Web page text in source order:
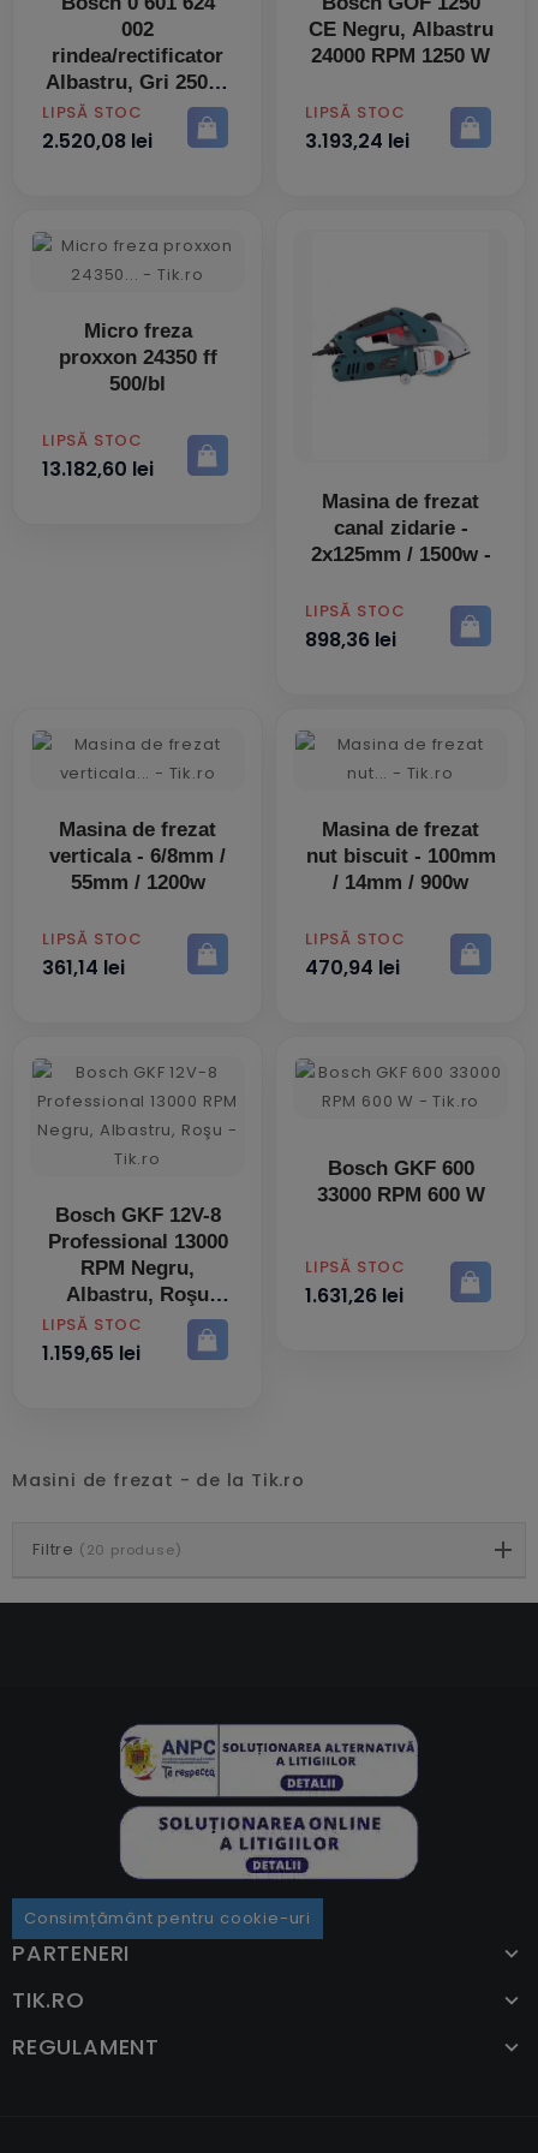
Filtre (20 produse)
002
rindea/rectificator
Albastru, Gri 25000
RPM 1600 W
PRET
LIPSĂ STOC
2.520,08 lei
CE Negru, Albastru
24000 RPM 1250 W
PRET
LIPSĂ STOC
3.193,24 lei
Micro freza
proxxon 24350 ff
500/bl
PRET
LIPSĂ STOC
13.182,60 lei
Masina de frezat
canal zidarie -
2x125mm / 1500w -
PRET
LIPSĂ STOC
898,36 lei
Masina de frezat
verticala - 6/8mm /
55mm / 1200w
PRET
LIPSĂ STOC
361,14 lei
Masina de frezat
nut biscuit - 100mm
/ 14mm / 900w
PRET
LIPSĂ STOC
470,94 lei
Bosch GKF 12V-8
Professional 13000
RPM Negru,
Albastru, Roşu
PRET
LIPSĂ STOC
1.159,65 lei
Bosch GKF 600
33000 RPM 600 W
PRET
LIPSĂ STOC
1.631,26 lei
Masini de frezat - de la Tik.ro
Consimțământ pentru cookie-uri
PARTENERI
TIK.RO
REGULAMENT